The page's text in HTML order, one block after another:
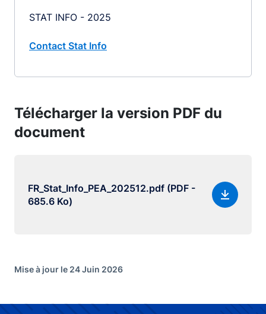
STAT INFO - 2025
Contact Stat Info
Télécharger la version PDF du
document
FR_Stat_Info_PEA_202512.pdf (PDF -
685.6 Ko)
Mise à jour le 24 Juin 2026